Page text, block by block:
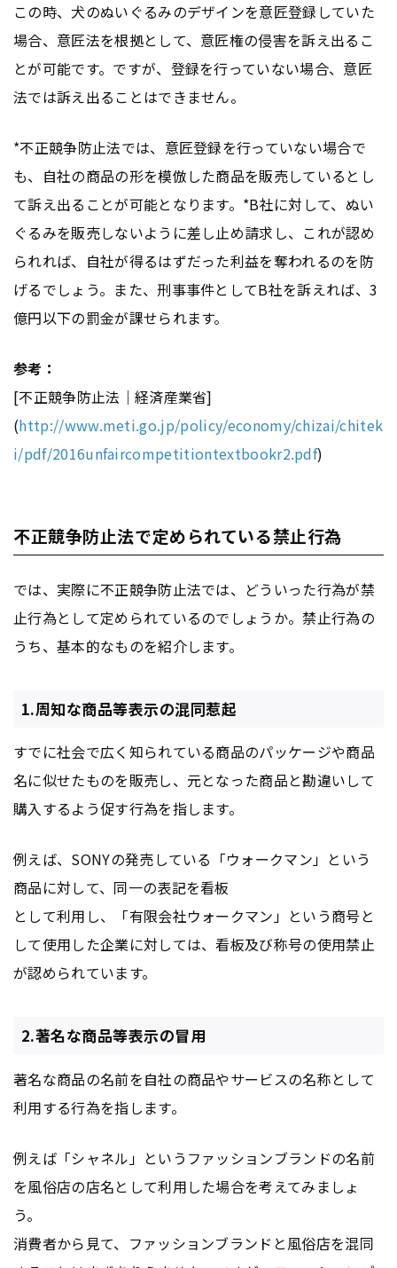
この時、犬のぬいぐるみのデザインを意匠登録していた
場合、意匠法を根拠として、意匠権の侵害を訴え出るこ
とが可能です。ですが、登録を行っていない場合、意匠
法では訴え出ることはできません。
*不正競争防止法では、意匠登録を行っていない場合で
も、自社の商品の形を模倣した商品を販売しているとし
て訴え出ることが可能となります。*B社に対して、ぬい
ぐるみを販売しないように差し止め請求し、これが認め
られれば、自社が得るはずだった利益を奪われるのを防
げるでしょう。また、刑事事件としてB社を訴えれば、3
億円以下の罰金が課せられます。
参考：
[不正競争防止法｜経済産業省]
(http://www.meti.go.jp/policy/economy/chizai/chitek
i/pdf/2016unfaircompetitiontextbookr2.pdf)
不正競争防止法で定められている禁止行為
では、実際に不正競争防止法では、どういった行為が禁
止行為として定められているのでしょうか。禁止行為の
うち、基本的なものを紹介します。
1.周知な商品等表示の混同惹起
すでに社会で広く知られている商品のパッケージや商品
名に似せたものを販売し、元となった商品と勘違いして
購入するよう促す行為を指します。
例えば、SONYの発売している「ウォークマン」という
商品に対して、同一の表記を看板
として利用し、「有限会社ウォークマン」という商号と
して使用した企業に対しては、看板及び称号の使用禁止
が認められています。
2.著名な商品等表示の冒用
著名な商品の名前を自社の商品やサービスの名称として
利用する行為を指します。
例えば「シャネル」というファッションブランドの名前
を風俗店の店名として利用した場合を考えてみましょ
う。
消費者から見て、ファッションブランドと風俗店を混同